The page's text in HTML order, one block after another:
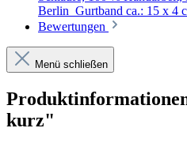
Berlin Gurtband ca.: 15 x 4
Bewertungen
Menü schließen
kurz"